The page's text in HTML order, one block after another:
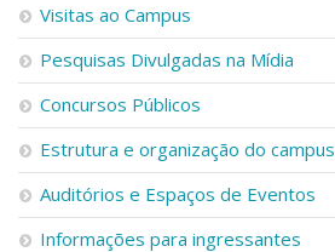
Visitas ao Campus
Pesquisas Divulgadas na Mídia
Concursos Públicos
Estrutura e organização do campus
Auditórios e Espaços de Eventos
Informações para ingressantes